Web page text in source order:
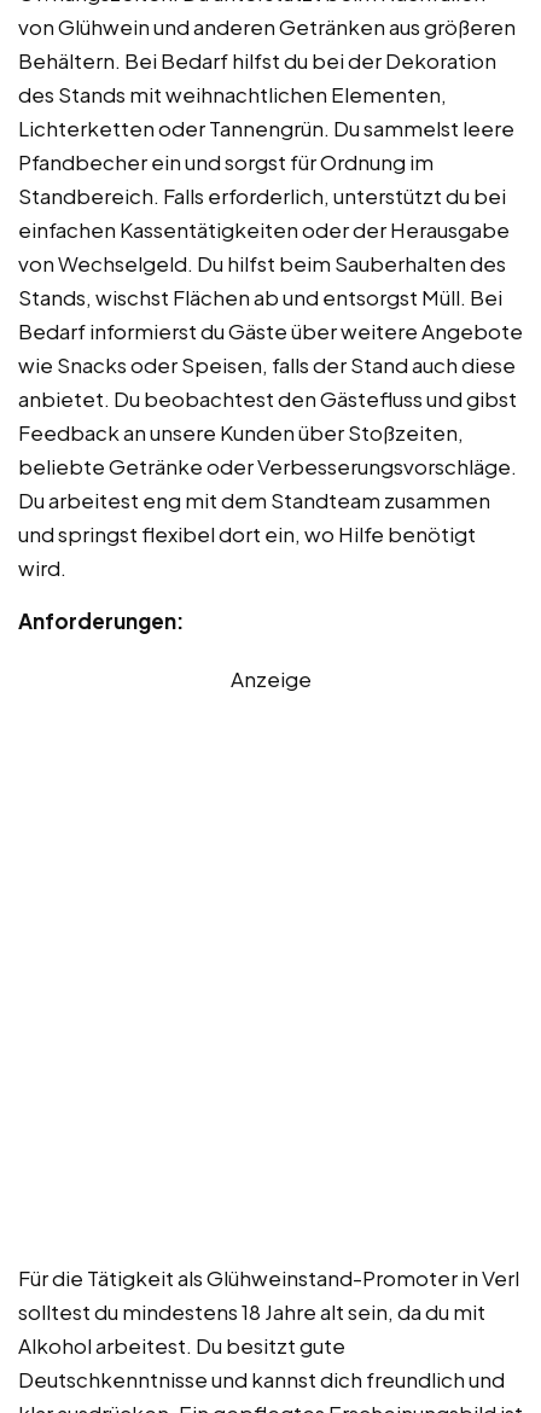
von Glühwein und anderen Getränken aus größeren
Behältern. Bei Bedarf hilfst du bei der Dekoration
des Stands mit weihnachtlichen Elementen,
Lichterketten oder Tannengrün. Du sammelst leere
Pfandbecher ein und sorgst für Ordnung im
Standbereich. Falls erforderlich, unterstützt du bei
einfachen Kassentätigkeiten oder der Herausgabe
von Wechselgeld. Du hilfst beim Sauberhalten des
Stands, wischst Flächen ab und entsorgst Müll. Bei
Bedarf informierst du Gäste über weitere Angebote
wie Snacks oder Speisen, falls der Stand auch diese
anbietet. Du beobachtest den Gästefluss und gibst
Feedback an unsere Kunden über Stoßzeiten,
beliebte Getränke oder Verbesserungsvorschläge.
Du arbeitest eng mit dem Standteam zusammen
und springst flexibel dort ein, wo Hilfe benötigt
wird.
Anforderungen:
Anzeige
Für die Tätigkeit als Glühweinstand-Promoter in Verl
solltest du mindestens 18 Jahre alt sein, da du mit
Alkohol arbeitest. Du besitzt gute
Deutschkenntnisse und kannst dich freundlich und